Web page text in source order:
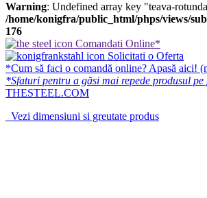
Warning: Undefined array key "teava-
/home/konigfra/public_html/phps/views/
176
Comandati Online*
Solicitati o Oferta
*Cum să faci o comandă online? Apasă aici!
*Sfaturi pentru a găsi mai repede produsul
THESTEEL.COM
Vezi dimensiuni si greutate produs